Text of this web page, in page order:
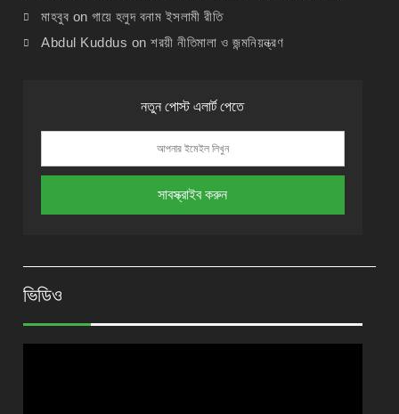
মাহবুব onগায়ে হলুদ বনাম ইসলামী রীতি
Abdul Kuddus onশরয়ী নীতিমালা ও জন্মনিয়ন্ত্রণ
নতুন পোস্ট এলার্ট পেতে
ভিডিও